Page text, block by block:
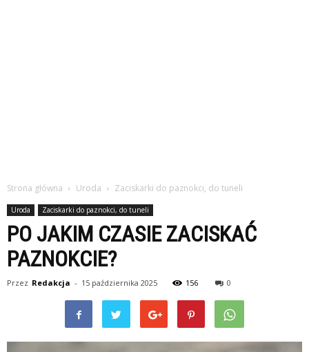
Strona główna Uroda Zaciskarki do paznokci, do tuneli
Uroda Zaciskarki do paznokci, do tuneli
PO JAKIM CZASIE ZACISKAĆ
PAZNOKCIE?
Przez Redakcja - 15 października 2025 156 0